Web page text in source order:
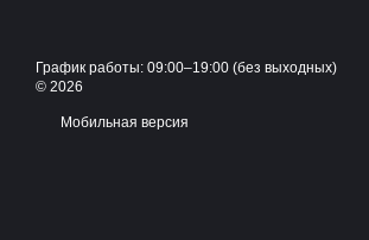
График работы: 09:00–19:00 (без выходных)
© 2026
Мобильная версия